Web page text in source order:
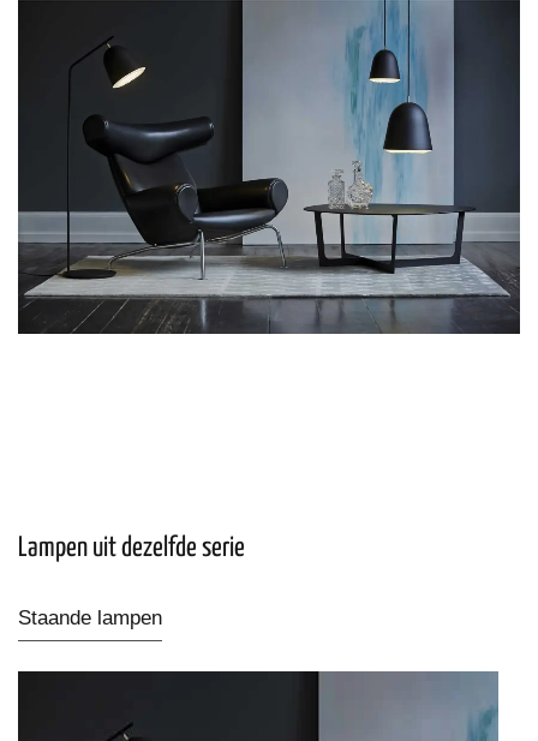
Lampen uit dezelfde serie
Staande lampen